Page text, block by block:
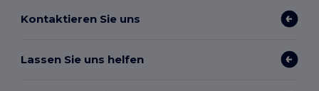
Kontaktieren Sie uns
Lassen Sie uns helfen